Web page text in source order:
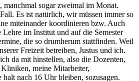
manchmal sogar zweimal im Monat.
Es ist natürlich, wir müssen immer so
miteinander koordinieren bzw. Auch
im Institut und auf die Semester
die so drumherum stattfinden. Weil
Freizeit betreiben, Justus und ich.
da mit hinstellen, also die Dozenten,
meine Mitarbeiter,
nach 16 Uhr bleiben, sozusagen.